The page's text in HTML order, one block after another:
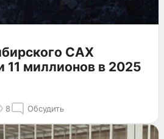
САХ
11 миллионов в 2025
8 Обсудить